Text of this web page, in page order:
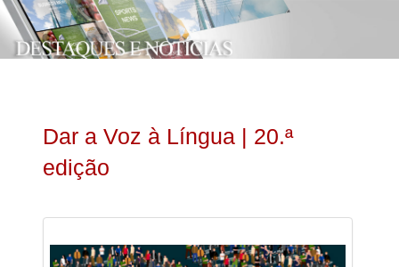
pesquisa
Dar a Voz à Língua | 20.ª
edição